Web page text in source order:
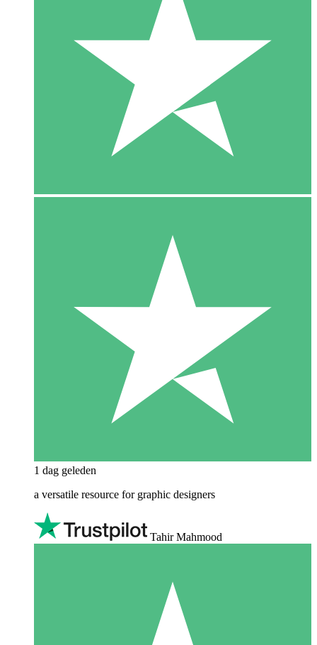
1 dag geleden
a versatile resource for graphic designers
Tahir Mahmood